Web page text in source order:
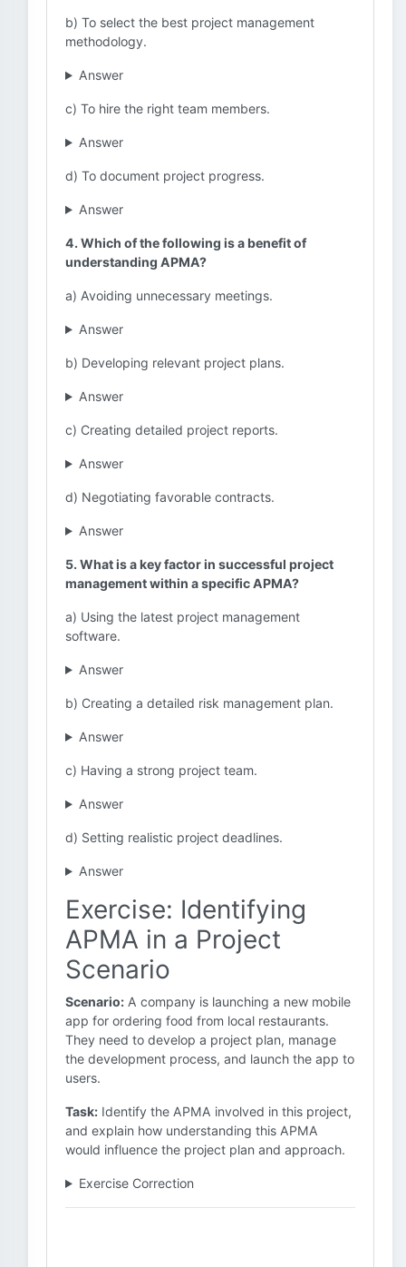
b) To select the best project management
methodology.
Answer
c) To hire the right team members.
Answer
d) To document project progress.
Answer
4. Which of the following is a benefit of
understanding APMA?
a) Avoiding unnecessary meetings.
Answer
b) Developing relevant project plans.
Answer
c) Creating detailed project reports.
Answer
d) Negotiating favorable contracts.
Answer
5. What is a key factor in successful project
management within a specific APMA?
a) Using the latest project management
software.
Answer
b) Creating a detailed risk management plan.
Answer
c) Having a strong project team.
Answer
d) Setting realistic project deadlines.
Answer
Exercise: Identifying
APMA in a Project
Scenario
Scenario: A company is launching a new mobile
app for ordering food from local restaurants.
They need to develop a project plan, manage
the development process, and launch the app to
users.
Task: Identify the APMA involved in this project,
and explain how understanding this APMA
would influence the project plan and approach.
Exercise Correction